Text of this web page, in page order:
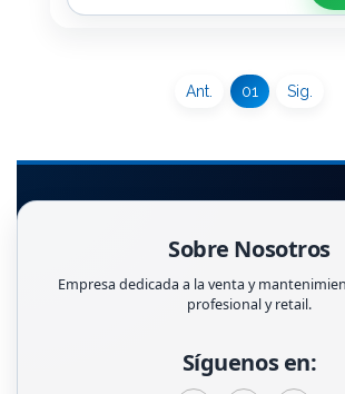
Ant. 01 Sig.
Sobre Nosotros
Empresa dedicada a la venta y
profesional y retail.
Síguenos en: